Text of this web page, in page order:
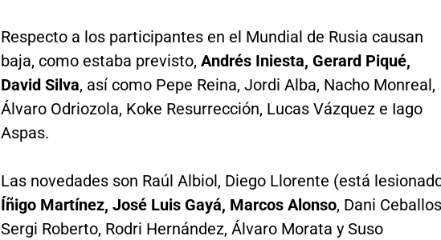
Respecto a los participantes en el Mundial de Rusia causan
baja, como estaba previsto, Andrés Iniesta, Gerard Piqué,
David Silva, así como Pepe Reina, Jordi Alba, Nacho Monreal,
Álvaro Odriozola, Koke Resurrección, Lucas Vázquez e Iago
Aspas.
Las novedades son Raúl Albiol, Diego Llorente (está
Íñigo Martínez, José Luis Gayá, Marcos Alonso, Dani
Sergi Roberto, Rodri Hernández, Álvaro Morata y Suso